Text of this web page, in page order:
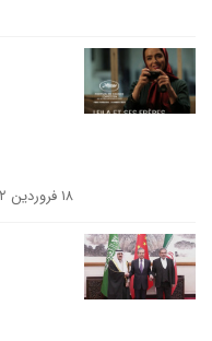
۱۸ فروردین ۱۴۰۲